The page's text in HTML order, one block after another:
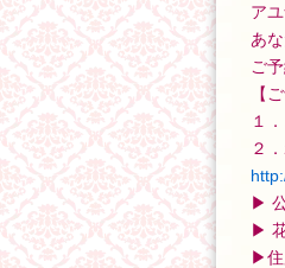
ア
あ
ご
【
１
２
▶
▶
▶住